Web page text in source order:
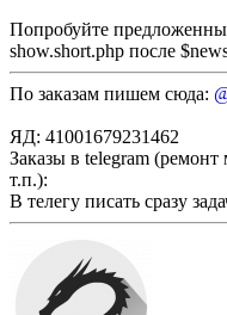
Попробуйте
show.short.php после
По заказам пишем сюда:
ЯД: 41001679231462
Заказы в telegram
т.п.):
В телегу писать сразу